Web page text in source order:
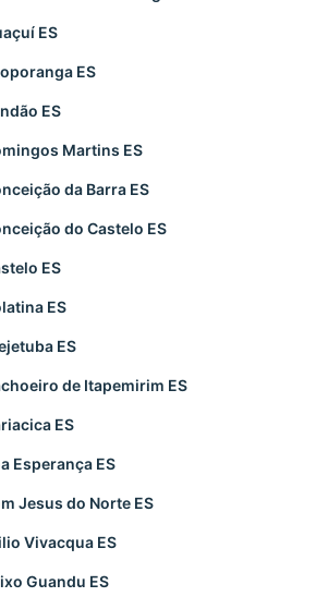
ES
ES
ES
Martins ES
da Barra ES
do Castelo ES
ES
ES
ES
de Itapemirim ES
ES
Esperança ES
Jesus do Norte ES
Vivacqua ES
Guandu ES